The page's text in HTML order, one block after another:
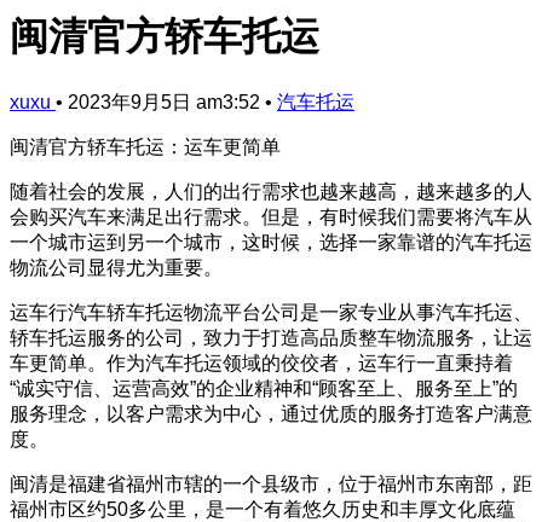
闽清官方轿车托运
xuxu • 2023年9月5日 am3:52 • 汽车托运
闽清官方轿车托运：运车更简单
随着社会的发展，人们的出行需求也越来越高，越来越多的人
会购买汽车来满足出行需求。但是，有时候我们需要将汽车从
一个城市运到另一个城市，这时候，选择一家靠谱的汽车托运
物流公司显得尤为重要。
运车行汽车轿车托运物流平台公司是一家专业从事汽车托运、
轿车托运服务的公司，致力于打造高品质整车物流服务，让运
车更简单。作为汽车托运领域的佼佼者，运车行一直秉持着
“诚实守信、运营高效”的企业精神和“顾客至上、服务至上”的
服务理念，以客户需求为中心，通过优质的服务打造客户满意
度。
闽清是福建省福州市辖的一个县级市，位于福州市东南部，距
福州市区约50多公里，是一个有着悠久历史和丰厚文化底蕴